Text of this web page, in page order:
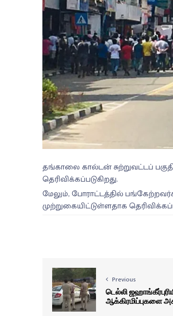
தங்காலை கால்டன் சுற்றுவட்டப்
தெரிவிக்கப்படுகிறது.
மேலும், போராட்டத்தில்
முற்றுகையிட்டுள்ளதாக
Previous
டெல்லி
ஆக்கிரமிப்புகளை